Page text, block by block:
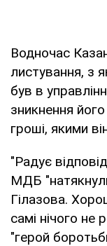
Водночас
листування, з
був в
зникнення
гроші, якими
"Радує
МДБ
Гілазова.
самі нічого не
"герой